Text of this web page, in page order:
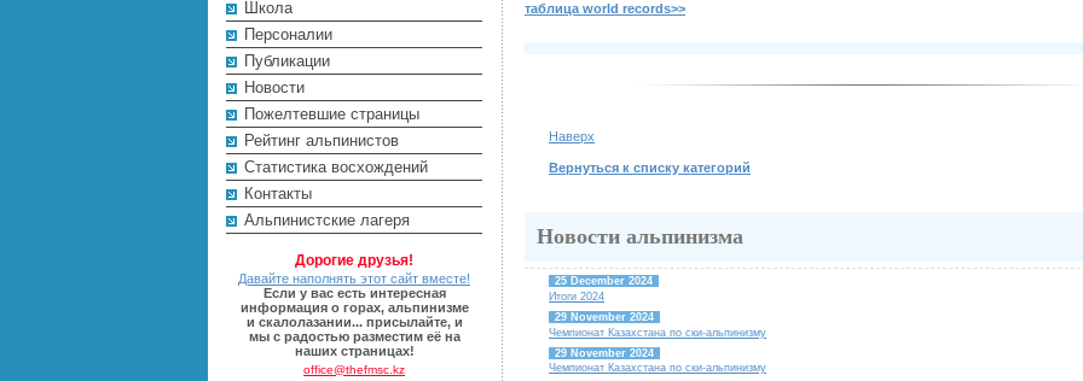
Школа
Персоналии
Публикации
Новости
Пожелтевшие страницы
Рейтинг альпинистов
Cтатистика восхождений
Контакты
Альпинистские лагеря
Дорогие друзья!
Давайте наполнять этот сайт вместе!
Если у вас есть интересная
информация о горах, альпинизме
и скалолазании... присылайте, и
мы с радостью разместим её на
наших страницах!
office@thefmsc.kz
таблица world records>>
Наверх
Вернуться к списку категорий
Новости альпинизма
25 December 2024
Итоги 2024
29 November 2024
Чемпионат Казахстана по ски-альпинизму
29 November 2024
Чемпионат Казахстана по ски-альпинизму